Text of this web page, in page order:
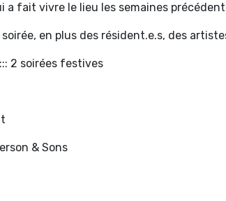
a fait vivre le lieu les semaines
en plus des résident.e.s, des
2 soirées festives
& Sons